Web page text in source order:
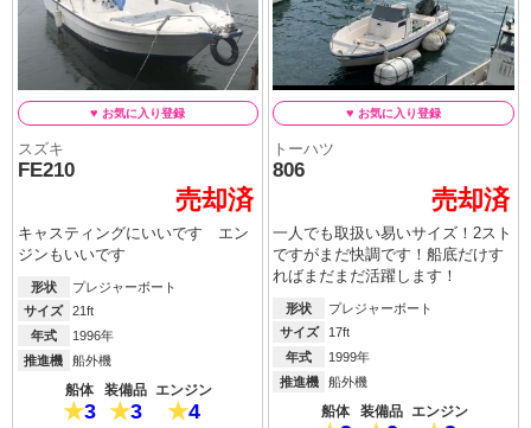
スズキ
FE210
売却済
キャスティングにいいです エン
ジンもいいです
形状
プレジャーボート
サイズ
21ft
年式
1996年
推進機
船外機
船体
3
装備品
3
エンジン
4
トーハツ
806
売却済
一人でも取扱い易いサイズ！2スト
ですがまだ快調です！船底だけす
ればまだまだ活躍します！
形状
プレジャーボート
サイズ
17ft
年式
1999年
推進機
船外機
船体 装備品 エンジン